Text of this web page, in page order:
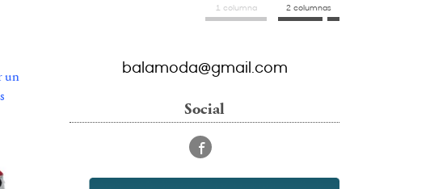
un
1 columna 2 columnas
balamoda@gmail.com
Social